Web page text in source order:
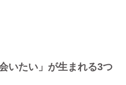
いたい」が生まれる3つ